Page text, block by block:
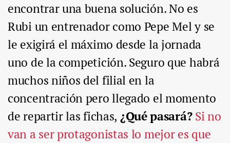
encontrar una buena solución. No es
Rubi un entrenador como Pepe Mel y se
le exigirá el máximo desde la jornada
uno de la competición. Seguro que habrá
muchos niños del filial en la
concentración pero llegado el momento
de repartir las fichas, ¿Qué pasará? Si no
van a ser protagonistas lo mejor es que